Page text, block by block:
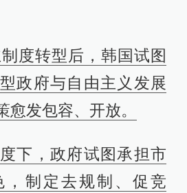
度转型后，韩国试图
政府与自由主义发展
愈发包容、开放。
下，政府试图承担市
，制定去规制、促竞